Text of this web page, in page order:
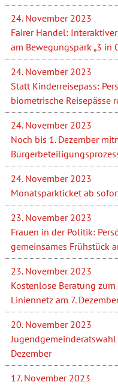
24. November 2023
Fairer Handel:
am Bewegungspark „3 in
24. November 2023
Statt Kinderreisepass:
biometrische Reisepässe
24. November 2023
Noch bis 1. Dezember
24. November 2023
Monatsparkticket ab
23. November 2023
Frauen in der Politik:
gemeinsames Frühstück
23. November 2023
Kostenlose Beratung
Liniennetz am 7.
20. November 2023
Dezember
17. November 2023